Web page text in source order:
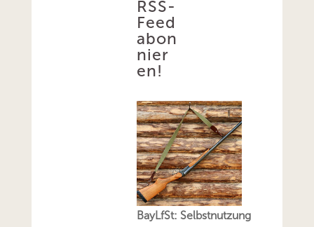
RSS-
Feed
abon
nier
en!
BayLfSt: Selbstnutzung